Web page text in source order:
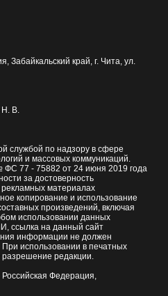
Забайкальский край, г. Чита, ул.
Н. В.
службой по надзору в сфере
и массовых коммуникаций.
77 - 75882 от 24 июня 2019 года
за достоверность
материалах
копирование и использование
произведений, включая
использовании данных
ссылка на данный сайт
информации не должен
использовании в печатных
редакции.
Федерация,